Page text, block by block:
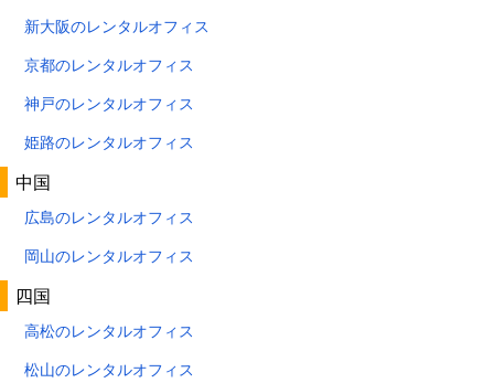
新大阪のレンタルオフィス
京都のレンタルオフィス
神戸のレンタルオフィス
姫路のレンタルオフィス
中国
広島のレンタルオフィス
岡山のレンタルオフィス
四国
高松のレンタルオフィス
松山のレンタルオフィス